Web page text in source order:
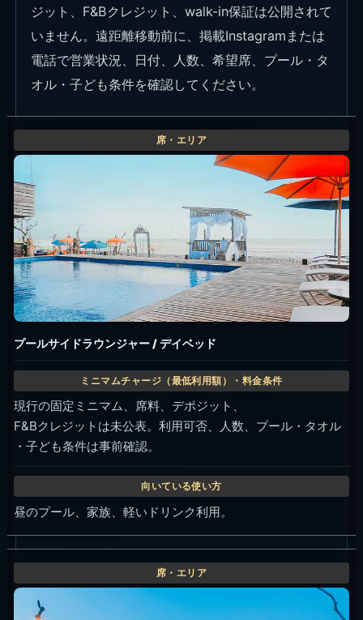
ジット、F&Bクレジット、walk-in保証は公開されて
いません。遠距離移動前に、掲載Instagramまたは
電話で営業状況、日付、人数、希望席、プール・タ
オル・子ども条件を確認してください。
プールサイドラウンジャー / デイベッド
現行の固定ミニマム、席料、デポジット、
F&Bクレジットは未公表。利用可否、人数、プール・タオル
・子ども条件は事前確認。
昼のプール、家族、軽いドリンク利用。